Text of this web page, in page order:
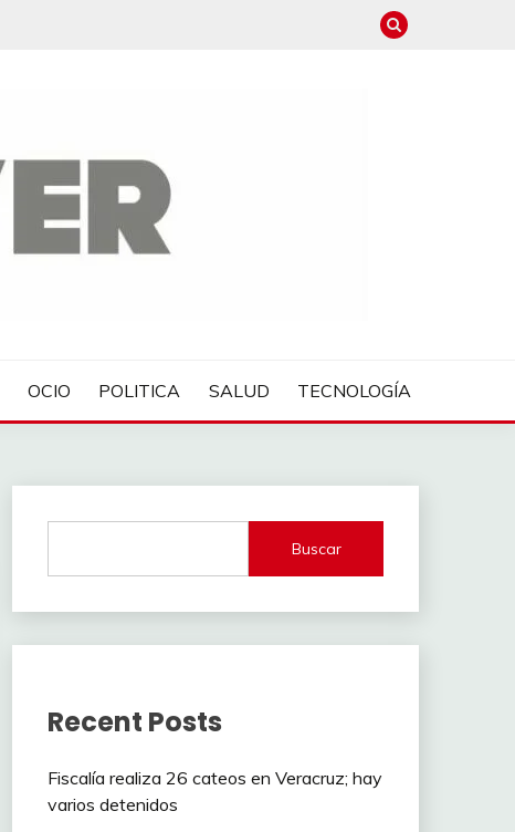
OCIO POLITICA SALUD TECNOLOGÍA
Buscar
Recent Posts
Fiscalía realiza 26 cateos en Veracruz; hay
varios detenidos